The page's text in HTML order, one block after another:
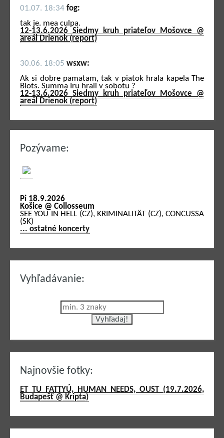
01.07. 18:34 fog:
tak je. mea culpa.
12-13.6.2026 Siedmy kruh priateľov Mošovce @
areál Drienok (report)
30.06. 18:05 wsxw:
Ak si dobre pamatam, tak v piatok hrala kapela The
Blots. Summa Iru hrali v sobotu ?
12-13.6.2026 Siedmy kruh priateľov Mošovce @
areál Drienok (report)
Pozývame:
Pi 18.9.2026
Košice @ Collosseum
SEE YOU IN HELL (CZ), KRIMINALITÄT (CZ), CONCUSSA
(SK)
... ostatné koncerty
Vyhľadávanie:
Najnovšie fotky:
ET TU FATTYÚ, HUMAN NEEDS, OUST (19.7.2026,
Budapešť @ Kripta)